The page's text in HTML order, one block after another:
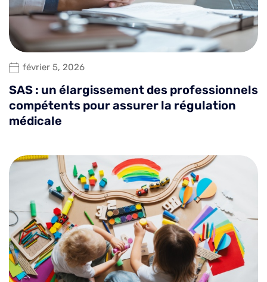
février 5, 2026
SAS : un élargissement des professionnels
compétents pour assurer la régulation
médicale